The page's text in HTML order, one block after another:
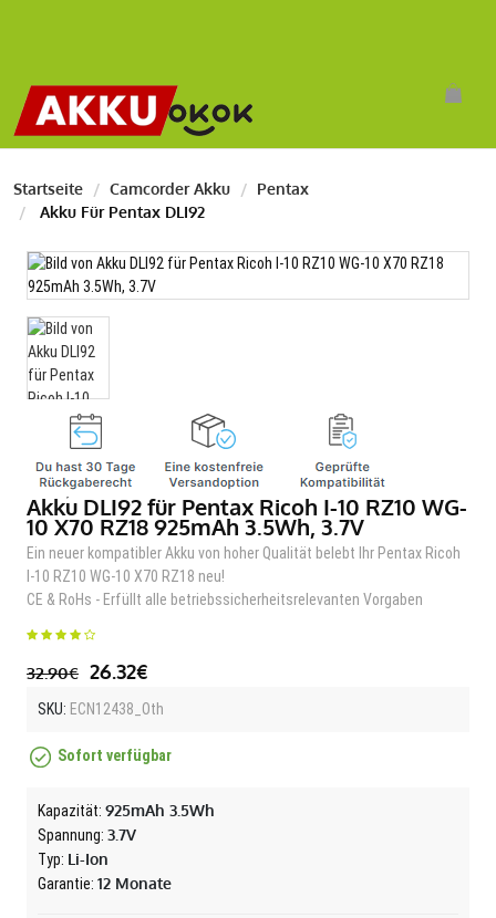
Startseite Camcorder Akku
Pentax
Akku Für Pentax DLI92
Akku DLI92 für Pentax Ricoh I-10 RZ10 WG-
10 X70 RZ18 925mAh 3.5Wh, 3.7V
Ein neuer kompatibler Akku von hoher Qualität belebt Ihr Pentax Ricoh
I-10 RZ10 WG-10 X70 RZ18 neu!
CE & RoHs - Erfüllt alle betriebssicherheitsrelevanten Vorgaben
32.90€ 26.32€
SKU: ECN12438_Oth
Sofort verfügbar
Kapazität: 925mAh 3.5Wh
Spannung: 3.7V
Typ: Li-Ion
Garantie: 12 Monate